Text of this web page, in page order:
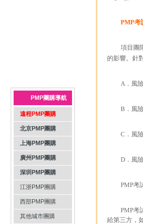
PMP考
項目團
的影響。針
A．風
B．風
C．風
D．風
PMP考
PMP考
給第三方，
PMP團購導航
遠程PMP團購
北京PMP團購
上海PMP團購
廣州PMP團購
深圳PMP團購
江浙PMP團購
西部PMP團購
其他城市團購